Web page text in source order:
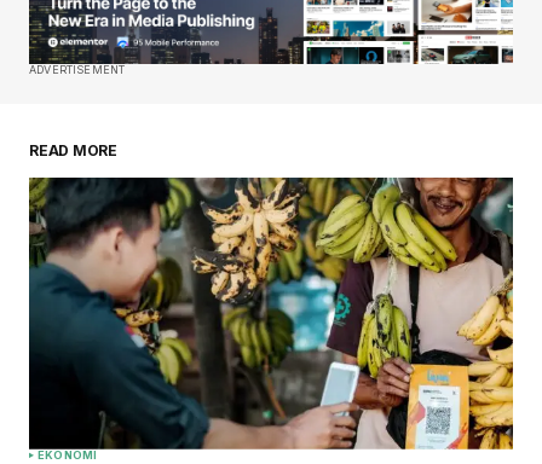
ADVERTISEMENT
READ MORE
EKONOMI